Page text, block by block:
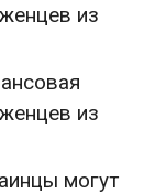
из
из
могут